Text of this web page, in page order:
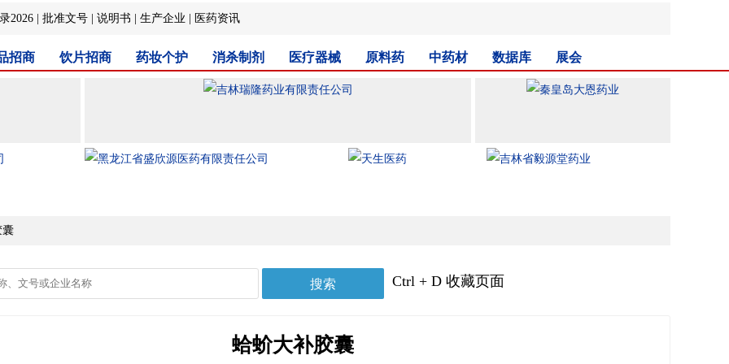
2026 批准文号 说明书 生产企业 医药资讯
招商 饮片招商 药妆个护 消杀制剂 医疗器械 原料药 中药材 数据库 展会
囊
Ctrl + D 收藏页面
蛤蚧大补胶囊